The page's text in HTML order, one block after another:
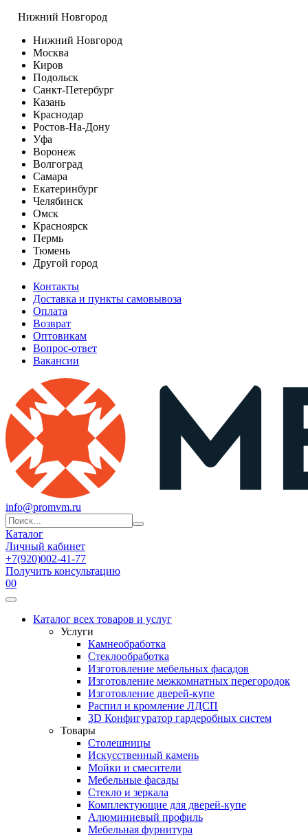
Нижний Новгород
Нижний Новгород
Москва
Киров
Подольск
Санкт-Петербург
Казань
Краснодар
Ростов-На-Дону
Уфа
Воронеж
Волгоград
Самара
Екатеринбург
Челябинск
Омск
Красноярск
Пермь
Тюмень
Другой город
Контакты
Доставка и пункты самовывоза
Оплата
Возврат
Оптовикам
Вопрос-ответ
Вакансии
info@promvm.ru
Каталог
Личный кабинет
+7(920)002-41-77
Получить консультацию
00
Каталог всех товаров и услуг
Услуги
Камнеобработка
Стеклообработка
Изготовление мебельных фасадов
Изготовление межкомнатных перегородок
Изготовление дверей-купе
Распил и кромление ЛДСП
3D Конфигуратор гардеробных систем
Товары
Столешницы
Искусственный камень
Мойки и смесители
Мебельные фасады
Стекло и зеркала
Комплектующие для дверей-купе
Алюминиевый профиль
Мебельная фурнитура